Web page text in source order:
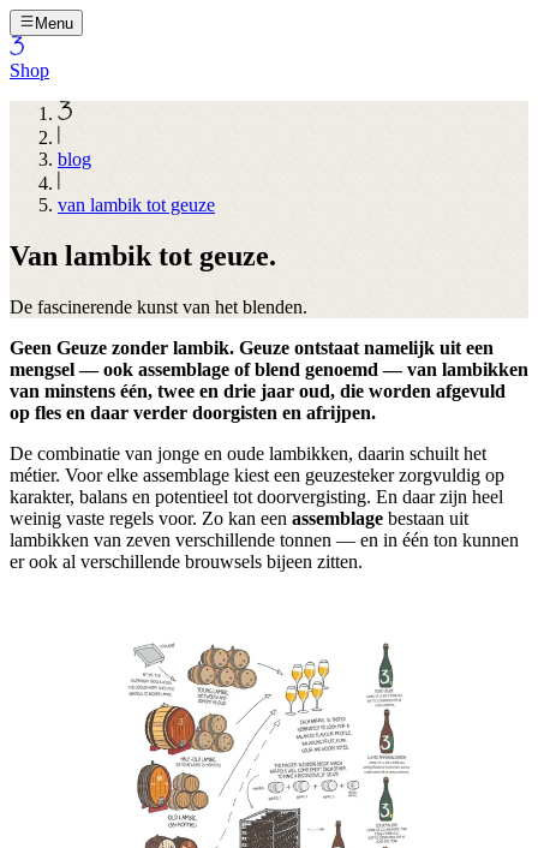
Menu
Shop
blog
van lambik tot geuze
Van lambik tot geuze.
De fascinerende kunst van het blenden.
Geen Geuze zonder lambik. Geuze ontstaat namelijk uit een
mengsel — ook assemblage of blend genoemd — van lambikken
van minstens één, twee en drie jaar oud, die worden afgevuld
op fles en daar verder doorgisten en afrijpen.
De combinatie van jonge en oude lambikken, daarin schuilt het
métier. Voor elke assemblage kiest een geuzesteker zorgvuldig op
karakter, balans en potentieel tot doorvergisting. En daar zijn heel
weinig vaste regels voor. Zo kan een assemblage bestaan uit
lambikken van zeven verschillende tonnen — en in één ton kunnen
er ook al verschillende brouwsels bijeen zitten.